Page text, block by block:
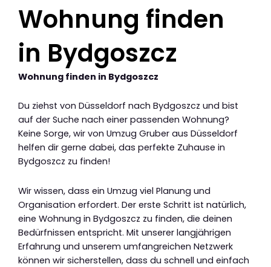
Wohnung finden
in Bydgoszcz
Wohnung finden in Bydgoszcz
Du ziehst von Düsseldorf nach Bydgoszcz und bist
auf der Suche nach einer passenden Wohnung?
Keine Sorge, wir von Umzug Gruber aus Düsseldorf
helfen dir gerne dabei, das perfekte Zuhause in
Bydgoszcz zu finden!
Wir wissen, dass ein Umzug viel Planung und
Organisation erfordert. Der erste Schritt ist natürlich,
eine Wohnung in Bydgoszcz zu finden, die deinen
Bedürfnissen entspricht. Mit unserer langjährigen
Erfahrung und unserem umfangreichen Netzwerk
können wir sicherstellen, dass du schnell und einfach